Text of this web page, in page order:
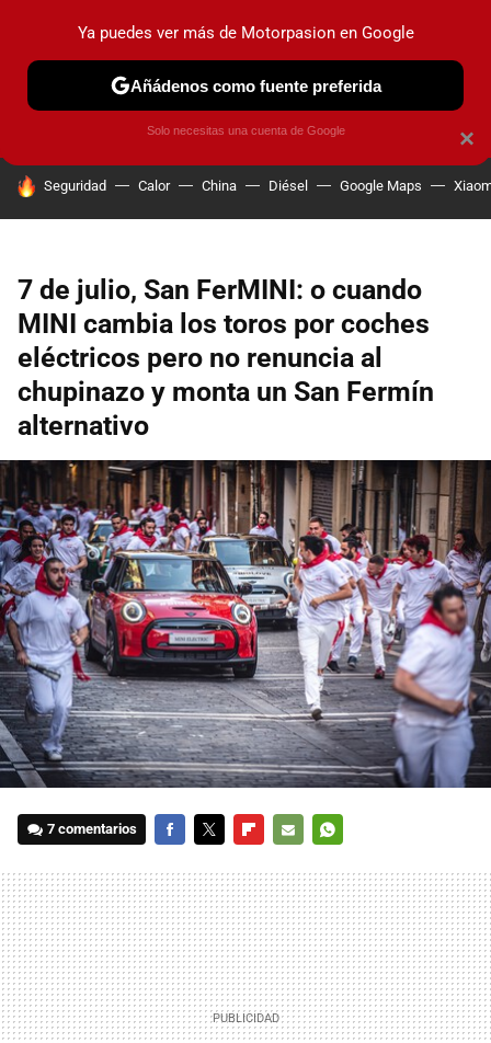
PRUEBAS COCHES ELÉCTRICOS OBSERVATORIO
HOY SE HABLA DE
Seguridad Calor China Diésel Google Maps
7 de julio, San FerMINI: o cuando
MINI cambia los toros por coches
eléctricos pero no renuncia al
chupinazo y monta un San Fermín
alternativo
7 comentarios
MAIL
×
Ya puedes ver más de Motorpasion en Google
Añádenos como fuente preferida
Solo necesitas una cuenta de Google